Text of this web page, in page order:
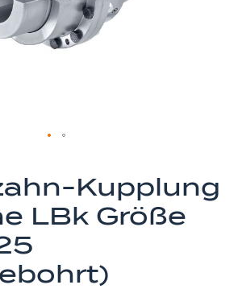
Kupplung
LBk Größe